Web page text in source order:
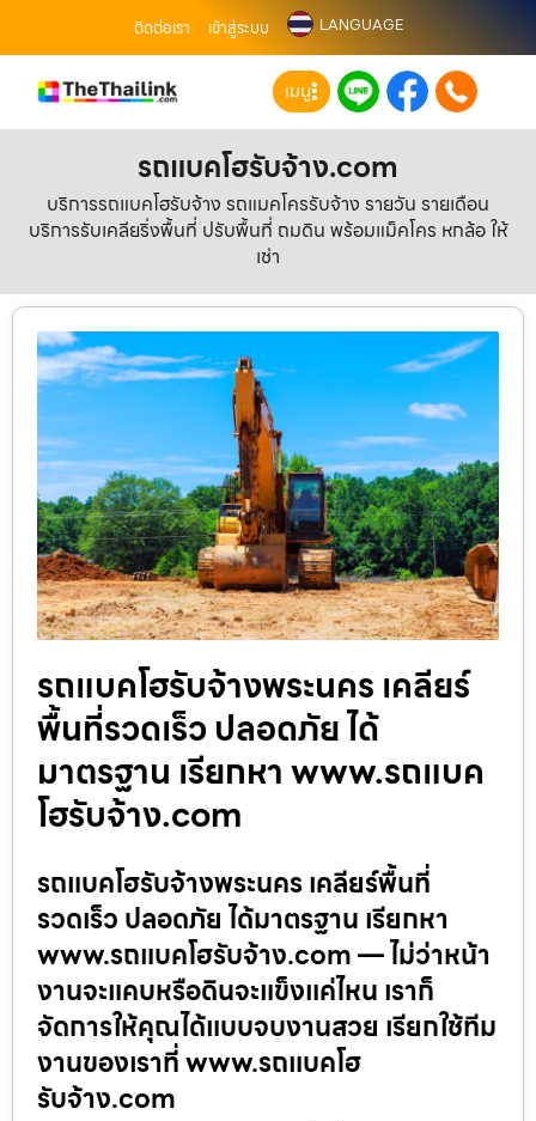
ติดต่อเรา เข้าสู่ระบบ LANGUAGE
เมนู
รถแบคโฮรับจ้าง.com
บริการรถแบคโฮรับจ้าง รถแมคโครรับจ้าง รายวัน รายเดือน
บริการรับเคลียริ่งพื้นที่ ปรับพื้นที่ ถมดิน พร้อมแม็คโคร หกล้อ ให้
เช่า
รถแบคโฮรับจ้างพระนคร เคลียร์
พื้นที่รวดเร็ว ปลอดภัย ได้
มาตรฐาน เรียกหา www.รถแบค
โฮรับจ้าง.com
รถแบคโฮรับจ้างพระนคร เคลียร์พื้นที่
รวดเร็ว ปลอดภัย ได้มาตรฐาน เรียกหา
www.รถแบคโฮรับจ้าง.com — ไม่ว่าหน้า
งานจะแคบหรือดินจะแข็งแค่ไหน เราก็
จัดการให้คุณได้แบบจบงานสวย เรียกใช้ทีม
งานของเราที่ www.รถแบคโฮ
รับจ้าง.com